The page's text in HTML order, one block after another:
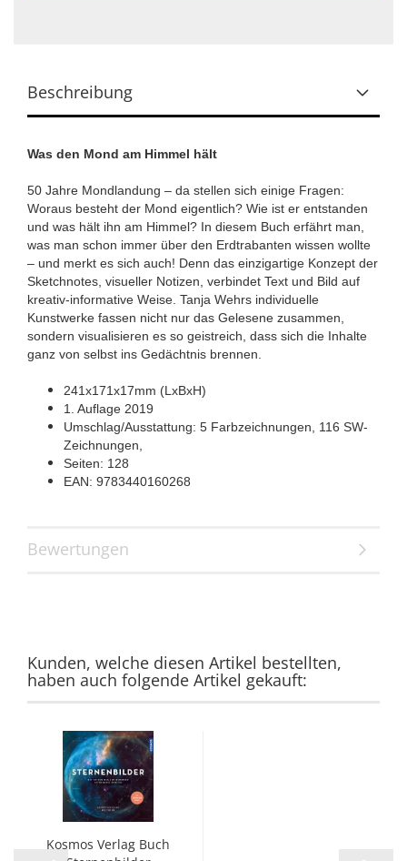
Beschreibung
Was den Mond am Himmel hält
50 Jahre Mondlandung – da stellen sich einige Fragen:
Woraus besteht der Mond eigentlich? Wie ist er entstanden
und was hält ihn am Himmel? In diesem Buch erfährt man,
was man schon immer über den Erdtrabanten wissen wollte
– und merkt es sich auch! Denn das einzigartige Konzept der
Sketchnotes, visueller Notizen, verbindet Text und Bild auf
kreativ-informative Weise. Tanja Wehrs individuelle
Kunstwerke fassen nicht nur das Gelesene zusammen,
sondern visualisieren es so geistreich, dass sich die Inhalte
ganz von selbst ins Gedächtnis brennen.
241x171x17mm (LxBxH)
1. Auflage 2019
Umschlag/Ausstattung: 5 Farbzeichnungen, 116 SW-
Zeichnungen,
Seiten: 128
EAN: 9783440160268
Bewertungen
Kunden, welche diesen Artikel bestellten,
haben auch folgende Artikel gekauft:
Kosmos Verlag Buch